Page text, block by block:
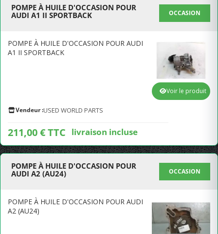
POMPE À HUILE D'OCCASION POUR
AUDI A1 II SPORTBACK
OCCASION
POMPE À HUILE D'OCCASION POUR AUDI
A1 II SPORTBACK
Vendeur :USED WORLD PARTS
211,00 € TTC livraison incluse
Voir le produit
POMPE À HUILE D'OCCASION POUR
AUDI A2 (AU24)
OCCASION
POMPE À HUILE D'OCCASION POUR AUDI
A2 (AU24)